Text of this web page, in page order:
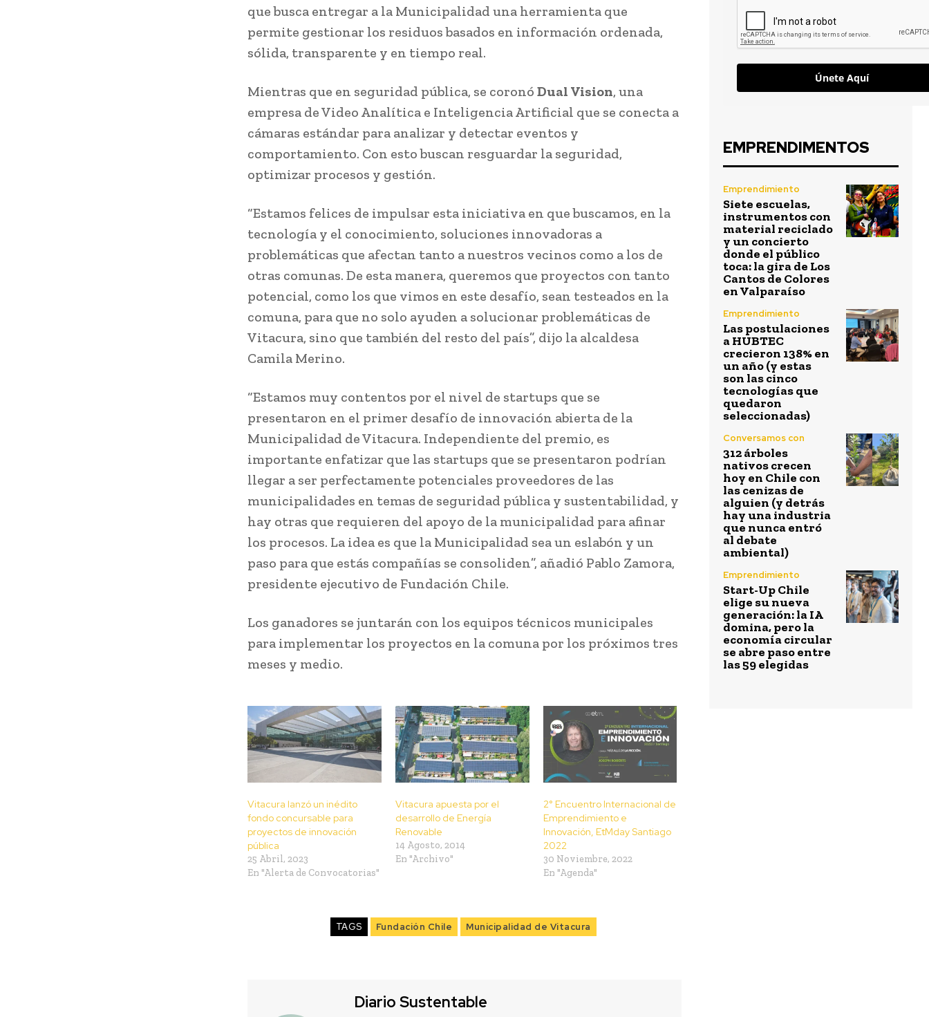
que busca entregar a la Municipalidad una herramienta que
permite gestionar los residuos basados en información ordenada,
sólida, transparente y en tiempo real.
Mientras que en seguridad pública, se coronó Dual Vision, una
empresa de Video Analítica e Inteligencia Artificial que se conecta a
cámaras estándar para analizar y detectar eventos y
comportamiento. Con esto buscan resguardar la seguridad,
optimizar procesos y gestión.
“Estamos felices de impulsar esta iniciativa en que buscamos, en la
tecnología y el conocimiento, soluciones innovadoras a
problemáticas que afectan tanto a nuestros vecinos como a los de
otras comunas. De esta manera, queremos que proyectos con tanto
potencial, como los que vimos en este desafío, sean testeados en la
comuna, para que no solo ayuden a solucionar problemáticas de
Vitacura, sino que también del resto del país”, dijo la alcaldesa
Camila Merino.
“Estamos muy contentos por el nivel de startups que se
presentaron en el primer desafío de innovación abierta de la
Municipalidad de Vitacura. Independiente del premio, es
importante enfatizar que las startups que se presentaron podrían
llegar a ser perfectamente potenciales proveedores de las
municipalidades en temas de seguridad pública y sustentabilidad, y
hay otras que requieren del apoyo de la municipalidad para afinar
los procesos. La idea es que la Municipalidad sea un eslabón y un
paso para que estás compañías se consoliden”, añadió Pablo Zamora,
presidente ejecutivo de Fundación Chile.
Los ganadores se juntarán con los equipos técnicos municipales
para implementar los proyectos en la comuna por los próximos tres
meses y medio.
Vitacura lanzó un inédito
fondo concursable para
proyectos de innovación
pública
25 Abril, 2023
En "Alerta de Convocatorias"
Vitacura apuesta por el
desarrollo de Energía
Renovable
14 Agosto, 2014
En "Archivo"
2° Encuentro Internacional de
Emprendimiento e
Innovación, EtMday Santiago
2022
30 Noviembre, 2022
En "Agenda"
TAGS Fundación Chile Municipalidad de Vitacura
Diario Sustentable
Únete Aquí
EMPRENDIMENTOS
Emprendimiento
Siete escuelas,
instrumentos con
material reciclado
y un concierto
donde el público
toca: la gira de Los
Cantos de Colores
en Valparaíso
Emprendimiento
Las postulaciones
a HUBTEC
crecieron 138% en
un año (y estas
son las cinco
tecnologías que
quedaron
seleccionadas)
Conversamos con
312 árboles
nativos crecen
hoy en Chile con
las cenizas de
alguien (y detrás
hay una industria
que nunca entró
al debate
ambiental)
Emprendimiento
Start-Up Chile
elige su nueva
generación: la IA
domina, pero la
economía circular
se abre paso entre
las 59 elegidas